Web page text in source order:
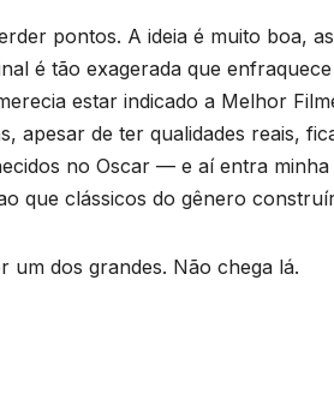
pontos. A ideia é muito boa,
é tão exagerada que
estar indicado a Melhor
apesar de ter qualidades reais,
no Oscar — e aí entra
que clássicos do gênero
um dos grandes. Não chega lá.